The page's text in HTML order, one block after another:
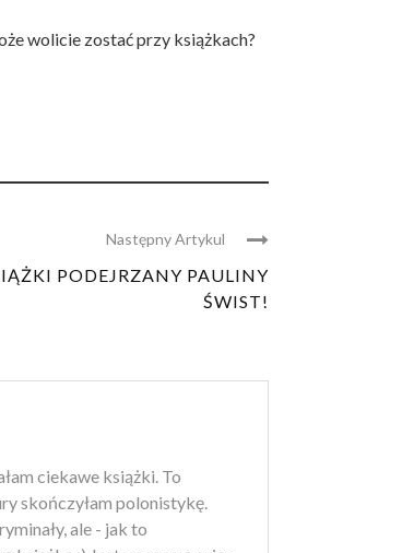
wolicie zostać przy książkach?
Następny Artykul
PODEJRZANY PAULINY
ŚWIST!
ciekawe książki. To
skończyłam polonistykę.
ale - jak to